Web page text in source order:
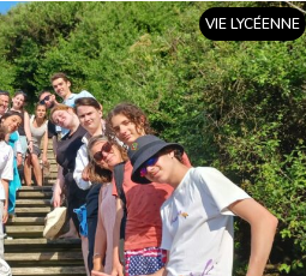
VIE LYCÉENNE